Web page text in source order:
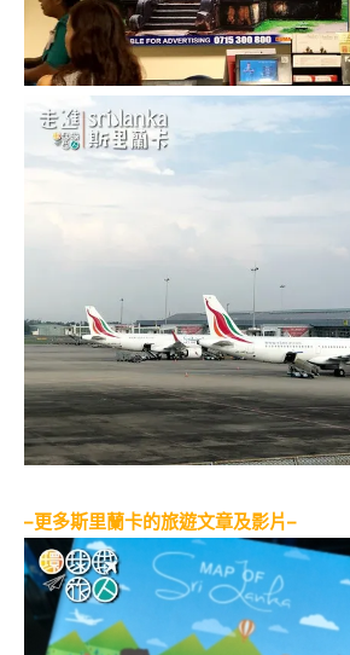
–更多斯里蘭卡的旅遊文章及影片–